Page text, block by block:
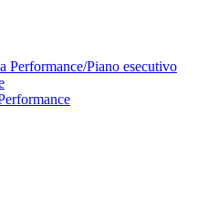
Performance/Piano esecutivo